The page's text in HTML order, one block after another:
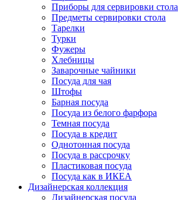
Приборы для сервировки стола
Предметы сервировки стола
Тарелки
Турки
Фужеры
Хлебницы
Заварочные чайники
Посуда для чая
Штофы
Барная посуда
Посуда из белого фарфора
Темная посуда
Посуда в кредит
Однотонная посуда
Посуда в рассрочку
Пластиковая посуда
Посуда как в ИКЕА
Дизайнерская коллекция
Дизайнерская посуда